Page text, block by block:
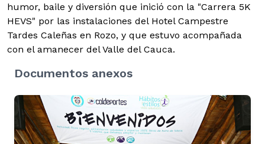
humor, baile y diversión que inició con la "Carrera 5K
HEVS" por las instalaciones del Hotel Campestre
Tardes Caleñas en Rozo, y que estuvo acompañada
con el amanecer del Valle del Cauca.
Documentos anexos